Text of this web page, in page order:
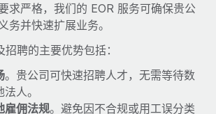
求严格，我们的 EOR 服务可确保贵公
务并快速扩展业务。
聘的主要优势包括：
。贵公司可快速招聘人才，无需等待数
人。
雇佣法规。避免因不合规或用工误分类